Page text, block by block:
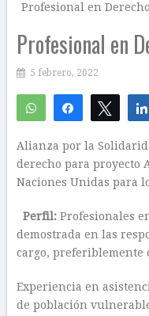
Profesional en
Profesional en
5 febrero, 2022
WhatsAppCompartir
Alianza por la
derecho para proyecto
Naciones Unidas para
Perfil:Profesionales
demostrada en las
cargo, preferiblemente
Experiencia en
de población